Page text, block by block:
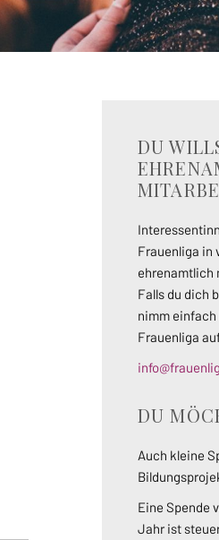
DU
Frauenliga in
ehrenamtlich
Falls du dich
nimm
Frauenliga
DU
Auch kleine
Eine Spende
Jahr ist